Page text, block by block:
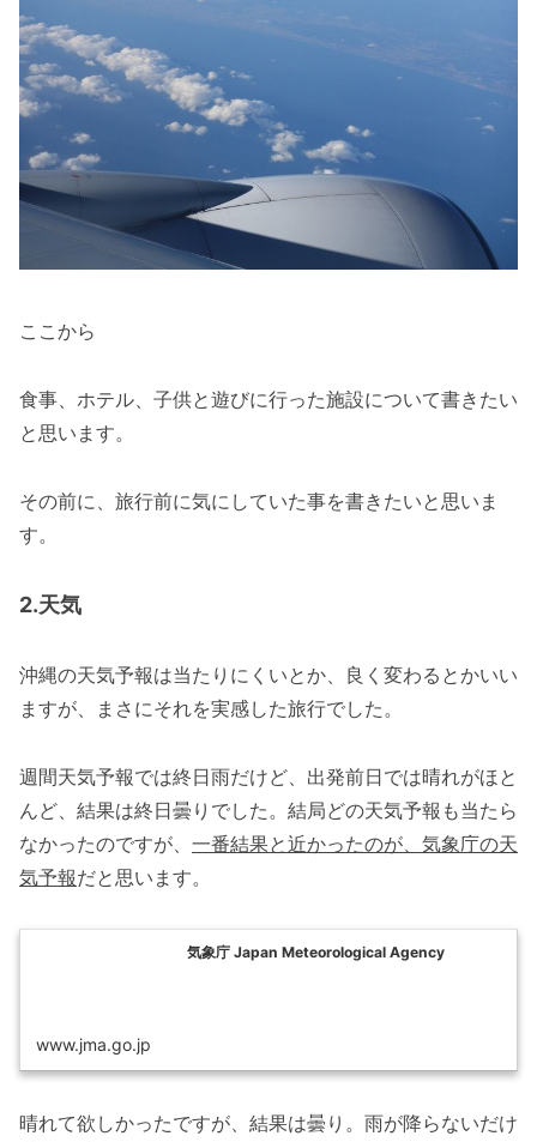
ここから
食事、ホテル、子供と遊びに行った施設について書きたい
と思います。
その前に、旅行前に気にしていた事を書きたいと思いま
す。
2.天気
沖縄の天気予報は当たりにくいとか、良く変わるとかいい
ますが、まさにそれを実感した旅行でした。
週間天気予報では終日雨だけど、出発前日では晴れがほと
んど、結果は終日曇りでした。結局どの天気予報も当たら
なかったのですが、 一番結果と近かったのが、気象庁の天
気予報だと思います。
気象庁 Japan Meteorological Agency
www.jma.go.jp
晴れて欲しかったですが、結果は曇り。雨が降らないだけ